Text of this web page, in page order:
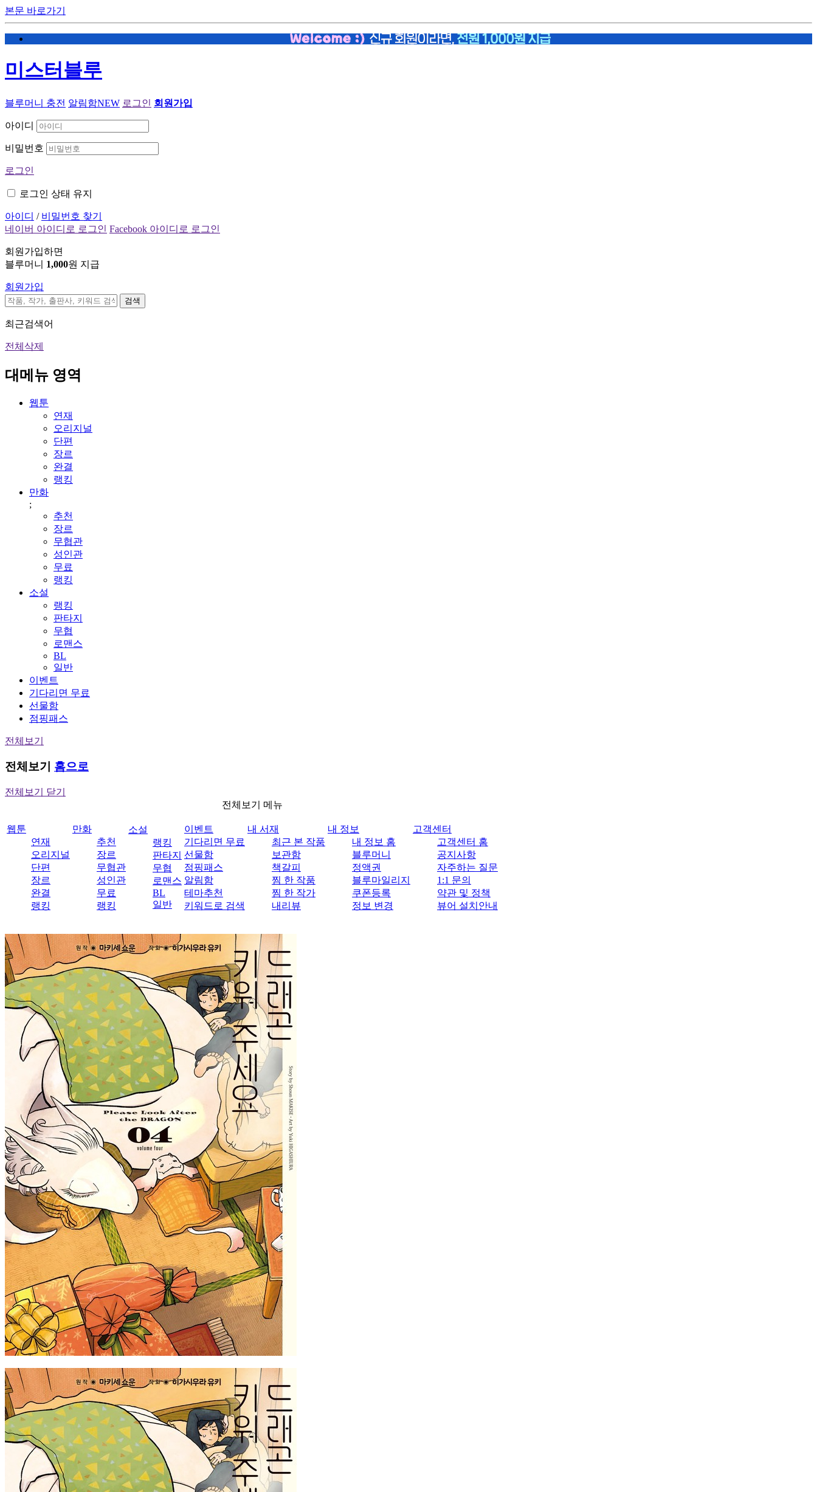
본문 바로가기
미스터블루
블루머니 충전 알림함NEW 로그인 회원가입
아이디
비밀번호
로그인
로그인 상태 유지
아이디 / 비밀번호 찾기
네이버 아이디로 로그인 Facebook 아이디로 로그인
회원가입하면
블루머니 1,000원 지급
회원가입
검색
최근검색어
전체삭제
대메뉴 영역
웹툰
연재
오리지널
단편
장르
완결
랭킹
만화
;
추천
장르
무협관
성인관
무료
랭킹
소설
랭킹
판타지
무협
로맨스
BL
일반
이벤트
기다리면 무료
선물함
점핑패스
전체보기
전체보기 홈으로
전체보기 닫기
전체보기 메뉴
웹툰
연재
오리지널
단편
장르
완결
랭킹
만화
추천
장르
무협관
성인관
무료
랭킹
소설
랭킹
판타지
무협
로맨스
BL
일반
이벤트
기다리면 무료
선물함
점핑패스
알림함
테마추천
키워드로 검색
내 서재
최근 본 작품
보관함
책갈피
찜 한 작품
찜 한 작가
내리뷰
내 정보
내 정보 홈
블루머니
정액권
블루마일리지
쿠폰등록
정보 변경
고객센터
고객센터 홈
공지사항
자주하는 질문
1:1 문의
약관 및 정책
뷰어 설치안내